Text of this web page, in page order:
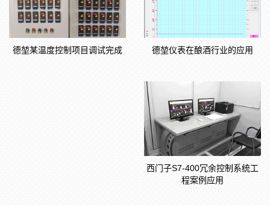
德堃某温度控制项目调试完成 德堃仪表在酿酒行业的应用
西门子S7-400冗余控制系统工
程案例应用